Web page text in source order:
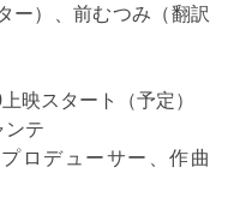
ー）、前むつみ（翻訳
映スタート（予定）
ンテ
ロデューサー、作曲